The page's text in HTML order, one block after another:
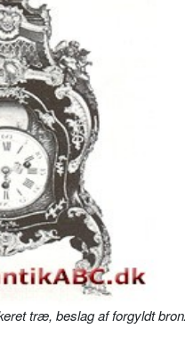
træ, beslag af forgyldt